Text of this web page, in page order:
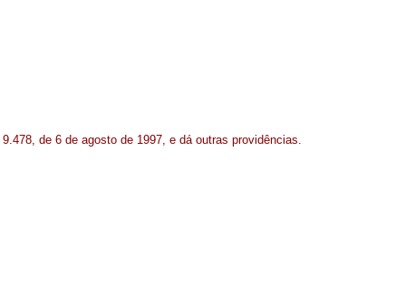
9.478, de 6 de agosto de 1997, e dá outras providências.